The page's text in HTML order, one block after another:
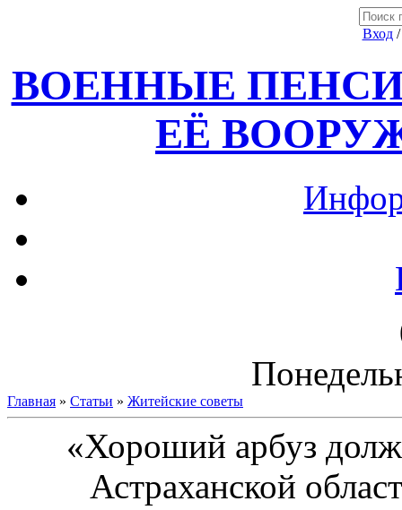
Вход
ВОЕННЫЕ
ЕЁ
Главная » Статьи » Житейские советы
«Хороший арбуз
Астраханской